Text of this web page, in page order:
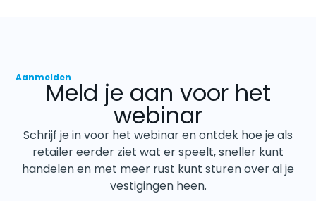
AanmeldenMeld je aan voor het
webinar
Schrijf je in voor het webinar en ontdek hoe je als
retailer eerder ziet wat er speelt, sneller kunt
handelen en met meer rust kunt sturen over al je
vestigingen heen.